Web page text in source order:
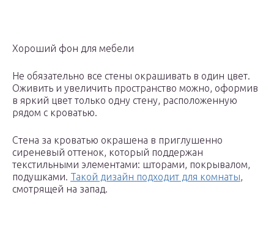
Хороший фон для мебели
Не обязательно все стены окрашивать в один цвет.
Оживить и увеличить пространство можно, оформив
в яркий цвет только одну стену, расположенную
рядом с кроватью.
Стена за кроватью окрашена в приглушенно
сиреневый оттенок, который поддержан
текстильными элементами: шторами, покрывалом,
подушками. Такой дизайн подходит для комнаты,
смотрящей на запад.